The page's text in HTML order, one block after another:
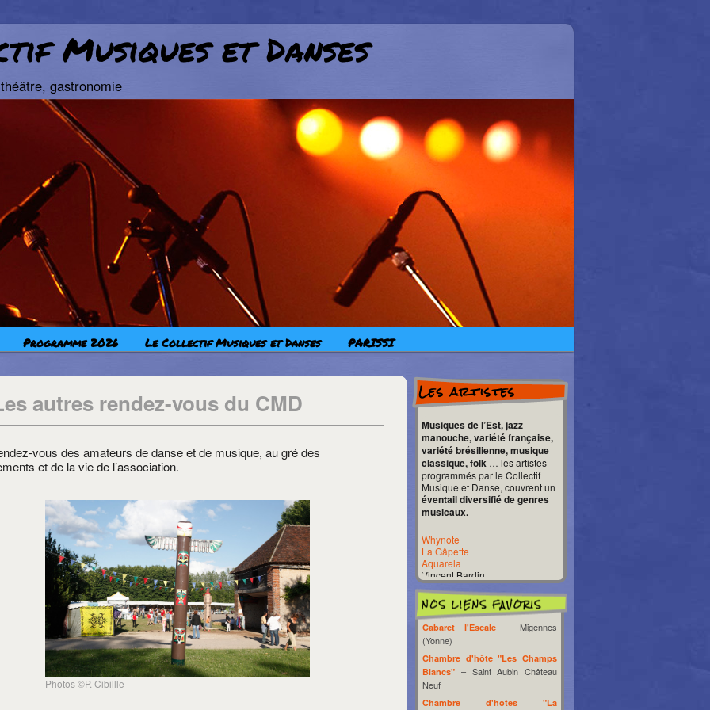
Musiques et Danses
gastronomie
Programme 2026 Le Collectif Musiques et Danses PARISSI
autres rendez-vous du CMD
vous des amateurs de danse et de musique, au gré des
et de la vie de l’association.
Photos ©P. Cibillle
Les artistes
Musiques de l’Est, jazz
manouche, variété française,
variété brésilienne, musique
classique, folk … les artistes
programmés par le Collectif
Musique et Danse, couvrent un
éventail diversifié de genres
musicaux.
Whynote
La Gâpette
Aquarela
Vincent Bardin
Grain de Phonie
La Djipe qui swingue
Alenko
Gervaise
Franck Lunion
Daniela Rada
Manouch’k
Les Chaussettes sauvages
Sylvain Meyniac
Groupe Parissi
Cabaret l'Escale – Migennes
(Yonne)
Chambre d'hôte "Les Champs
Blancs" – Saint Aubin Château
Neuf
Chambre d'hôtes "La